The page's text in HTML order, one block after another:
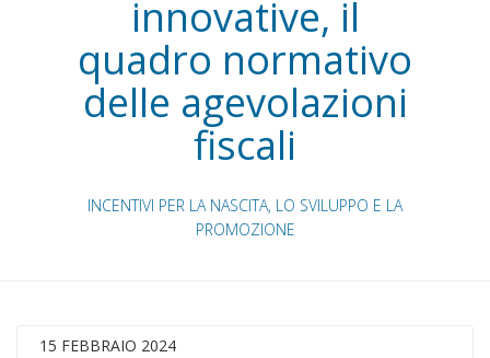
innovative, il
quadro normativo
delle agevolazioni
fiscali
INCENTIVI PER LA NASCITA, LO SVILUPPO E LA
PROMOZIONE
15 FEBBRAIO 2024